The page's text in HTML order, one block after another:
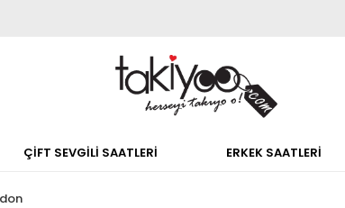
ÇİFT SEVGİLİ SAATLERİ ERKEK SAATLERİ